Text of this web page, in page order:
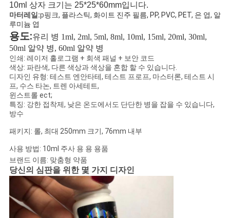
사
이
트
맵
PRIVACY
POLICY
10ml 상자 크기는 25*25*60mm입니다.
마터레일:p핑크, 플라스틱, 화이트 진주 필름, PP, PVC, PET, 은 엽, 알
루미늄 엽
용도:유리 병 1ml, 2ml, 5ml, 8ml, 10ml, 15ml, 20ml, 30ml,
50ml 알약 병, 60ml 알약 병
인쇄: 레이저 홀로그램 + 회색 패널 + 보안 코드
색상: 파란색, 다른 색상과 색상을 혼합 할 수 있습니다.
디자인 유형: 테스트 엔안타테, 테스트 프로프, 마스터론, 테스트 시
프, 수스 타논, 트렌 아세테트,
윈스트롤 ect;
특징: 강한 접착제, 낮은 온도에서도 단단한 병을 잡을 수 있습니다,
방수
패키지: 롤, 최대 250mm 크기, 76mm 내부
사용 방법: 10ml 주사 용 용 용품
브랜드 이름: 맞춤형 약품
당신의 심판을 위한 몇 가지 디자인